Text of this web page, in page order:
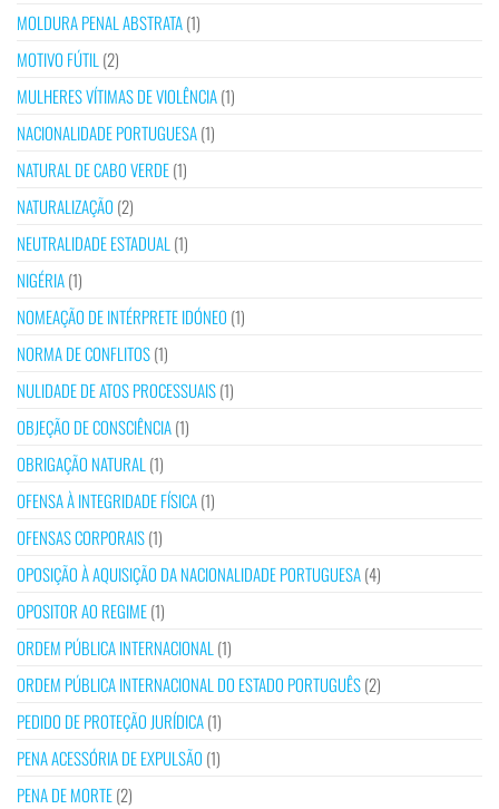
MOLDURA PENAL ABSTRATA(1)
MOTIVO FÚTIL(2)
MULHERES VÍTIMAS DE VIOLÊNCIA(1)
NACIONALIDADE PORTUGUESA(1)
NATURAL DE CABO VERDE(1)
NATURALIZAÇÃO (2)
NEUTRALIDADE ESTADUAL(1)
NIGÉRIA(1)
NOMEAÇÃO DE INTÉRPRETE IDÓNEO (1)
NORMA DE CONFLITOS(1)
NULIDADE DE ATOS PROCESSUAIS(1)
OBJEÇÃO DE CONSCIÊNCIA(1)
OBRIGAÇÃO NATURAL(1)
OFENSA À INTEGRIDADE FÍSICA(1)
OFENSAS CORPORAIS(1)
OPOSIÇÃO À AQUISIÇÃO DA NACIONALIDADE PORTUGUESA(4)
OPOSITOR AO REGIME(1)
ORDEM PÚBLICA INTERNACIONAL(1)
ORDEM PÚBLICA INTERNACIONAL DO ESTADO PORTUGUÊS(2)
PEDIDO DE PROTEÇÃO JURÍDICA(1)
PENA ACESSÓRIA DE EXPULSÃO (1)
PENA DE MORTE(2)